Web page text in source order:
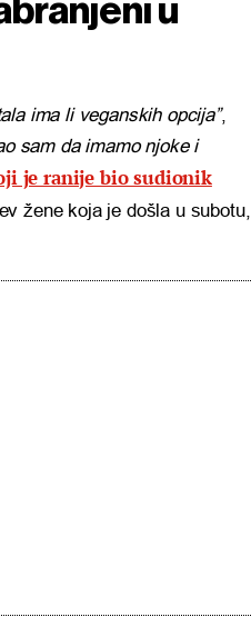
u
ima li veganskih opcija”,
sam da imamo njoke i
je ranije bio sudionik
žene koja je došla u subotu,